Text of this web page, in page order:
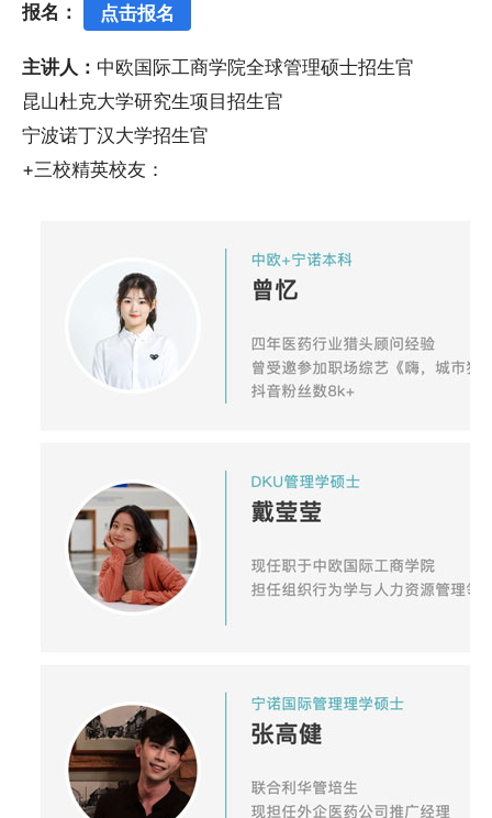
报名：
点击报名
主讲人： 中欧国际工商学院全球管理硕士招生官
昆山杜克大学研究生项目招生官
宁波诺丁汉大学招生官
+三校精英校友：